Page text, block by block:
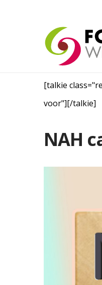
[talkie
voor"][/talkie]
NAH